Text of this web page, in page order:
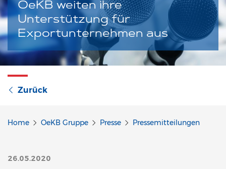
OeKB weiten ihre
Unterstützung für
Exportunternehmen aus
Zurück
Home OeKB Gruppe Presse Pressemitteilungen
26.05.2020